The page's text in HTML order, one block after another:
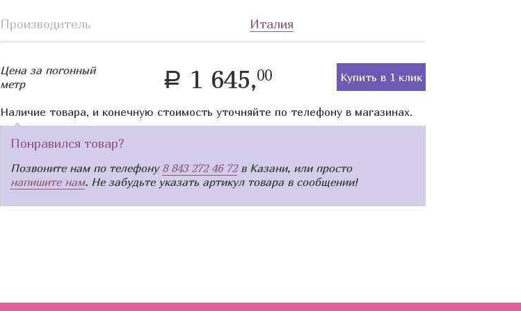
Производитель Италия
Цена за погонный
метр
a 1 645,00 Купить в 1 клик
Наличие товара, и конечную стоимость уточняйте по телефону в магазинах.
Понравился товар?
Позвоните нам по телефону 8 843 272 46 72в Казани, или просто
напишите нам. Не забудьте указать артикул товара в сообщении!